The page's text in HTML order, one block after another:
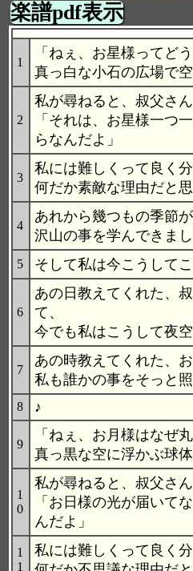
楽譜pdf表示
1
「ねぇ、お星様ってど
真っ白な小石の広場で空
2
私が尋ねると、叔父さ
「それは、お星様一つ
らなんだよ」
3
私には難しくって良く
何だか素敵な理由だと思
4
あれから幾つもの季節が
沢山の事を学んできまし
5 そして私は今こうしてこ
6
あの日教えてくれた、
て、
今でも私はこうして夜
7
あの時教えてくれた、
私も誰かの事をそっと
8 ♪
9
「ねぇ、お月様はなぜ
真っ黒な空に浮かぶ球
1
0
私が尋ねると、叔父さ
「お日様の光が届いて
んだよ」
1
1
私には難しくって良く